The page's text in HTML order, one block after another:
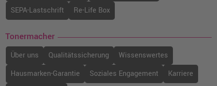
SEPA-Lastschrift
Re-Life Box
Tonermacher
Über uns Qualitätssicherung
Wissenswertes
Hausmarken-Garantie
Soziales Engagement
Karriere